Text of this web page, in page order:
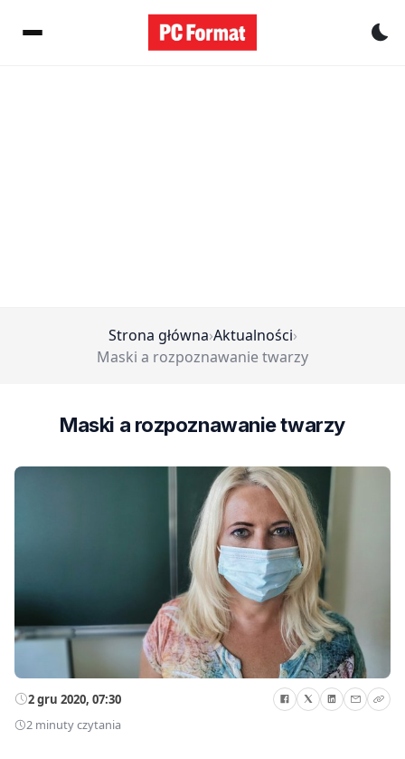
Strona główna›Aktualności›
Maski a rozpoznawanie twarzy
Maski a rozpoznawanie twarzy
2 gru 2020, 07:30
2 minuty czytania